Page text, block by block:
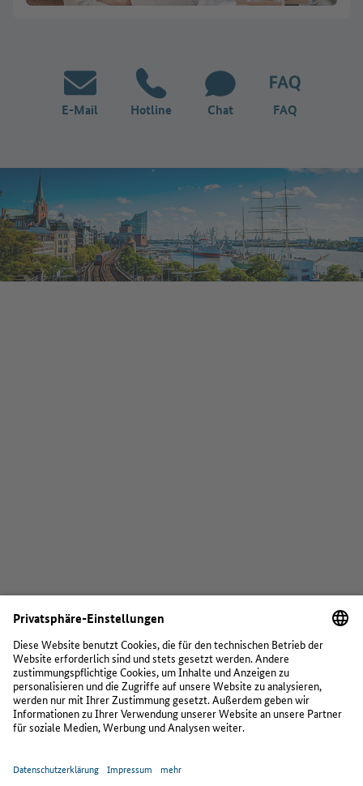
E-Mail Hotline Chat FAQ